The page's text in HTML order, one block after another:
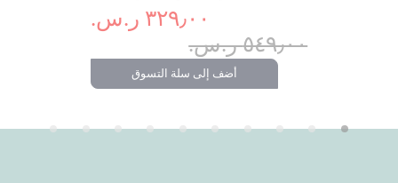
٣٢٩٫٠٠ ر.س.‏
٥٤٩٫٠٠ ر.س.‏
أضف إلى سلة التسوق